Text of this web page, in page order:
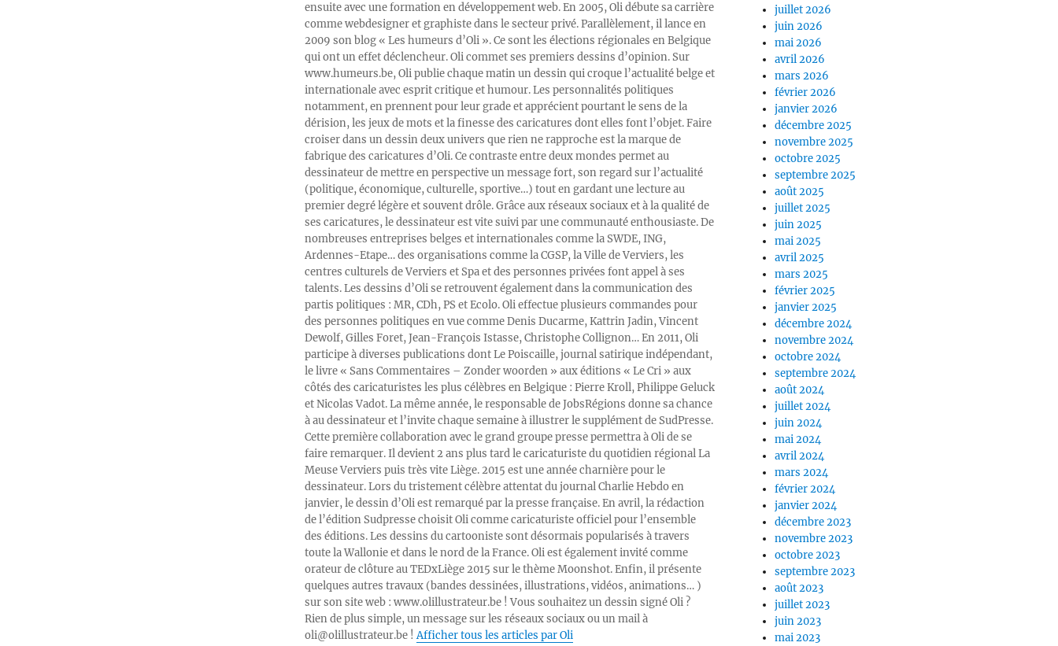
ensuite avec une formation en développement web. En 2005, Oli débute sa carrière
comme webdesigner et graphiste dans le secteur privé. Parallèlement, il lance en
2009 son blog « Les humeurs d’Oli ». Ce sont les élections régionales en Belgique
qui ont un effet déclencheur. Oli commet ses premiers dessins d’opinion. Sur
www.humeurs.be, Oli publie chaque matin un dessin qui croque l’actualité belge et
internationale avec esprit critique et humour. Les personnalités politiques
notamment, en prennent pour leur grade et apprécient pourtant le sens de la
dérision, les jeux de mots et la finesse des caricatures dont elles font l’objet. Faire
croiser dans un dessin deux univers que rien ne rapproche est la marque de
fabrique des caricatures d’Oli. Ce contraste entre deux mondes permet au
dessinateur de mettre en perspective un message fort, son regard sur l’actualité
(politique, économique, culturelle, sportive…) tout en gardant une lecture au
premier degré légère et souvent drôle. Grâce aux réseaux sociaux et à la qualité de
ses caricatures, le dessinateur est vite suivi par une communauté enthousiaste. De
nombreuses entreprises belges et internationales comme la SWDE, ING,
Ardennes-Etape… des organisations comme la CGSP, la Ville de Verviers, les
centres culturels de Verviers et Spa et des personnes privées font appel à ses
talents. Les dessins d’Oli se retrouvent également dans la communication des
partis politiques : MR, CDh, PS et Ecolo. Oli effectue plusieurs commandes pour
des personnes politiques en vue comme Denis Ducarme, Kattrin Jadin, Vincent
Dewolf, Gilles Foret, Jean-François Istasse, Christophe Collignon… En 2011, Oli
participe à diverses publications dont Le Poiscaille, journal satirique indépendant,
le livre « Sans Commentaires – Zonder woorden » aux éditions « Le Cri » aux
côtés des caricaturistes les plus célèbres en Belgique : Pierre Kroll, Philippe Geluck
et Nicolas Vadot. La même année, le responsable de JobsRégions donne sa chance
à au dessinateur et l’invite chaque semaine à illustrer le supplément de SudPresse.
Cette première collaboration avec le grand groupe presse permettra à Oli de se
faire remarquer. Il devient 2 ans plus tard le caricaturiste du quotidien régional La
Meuse Verviers puis très vite Liège. 2015 est une année charnière pour le
dessinateur. Lors du tristement célèbre attentat du journal Charlie Hebdo en
janvier, le dessin d’Oli est remarqué par la presse française. En avril, la rédaction
de l’édition Sudpresse choisit Oli comme caricaturiste officiel pour l’ensemble
des éditions. Les dessins du cartooniste sont désormais popularisés à travers
toute la Wallonie et dans le nord de la France. Oli est également invité comme
orateur de clôture au TEDxLiège 2015 sur le thème Moonshot. Enfin, il présente
quelques autres travaux (bandes dessinées, illustrations, vidéos, animations… )
sur son site web : www.olillustrateur.be ! Vous souhaitez un dessin signé Oli ?
Rien de plus simple, un message sur les réseaux sociaux ou un mail à
oli@olillustrateur.be !Afficher tous les articles par Oli
juillet 2026
juin 2026
mai 2026
avril 2026
mars 2026
février 2026
janvier 2026
décembre 2025
novembre 2025
octobre 2025
septembre 2025
août 2025
juillet 2025
juin 2025
mai 2025
avril 2025
mars 2025
février 2025
janvier 2025
décembre 2024
novembre 2024
octobre 2024
septembre 2024
août 2024
juillet 2024
juin 2024
mai 2024
avril 2024
mars 2024
février 2024
janvier 2024
décembre 2023
novembre 2023
octobre 2023
septembre 2023
août 2023
juillet 2023
juin 2023
mai 2023